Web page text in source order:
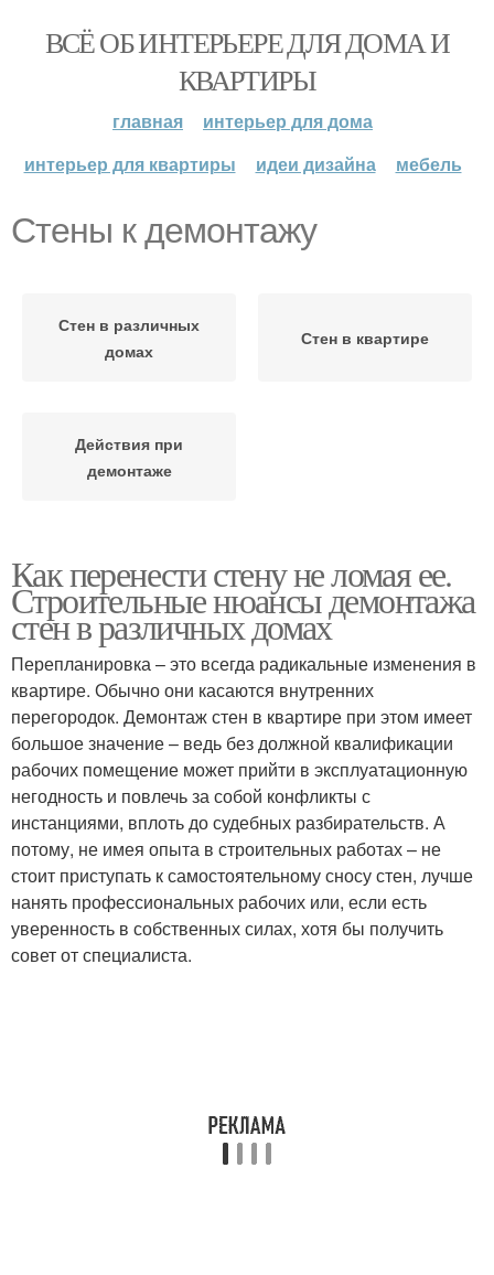
ВСЁ ОБ ИНТЕРЬЕРЕ ДЛЯ ДОМА И
КВАРТИРЫ
главная
интерьер для дома
интерьер для квартиры
идеи дизайна мебель
Стены к демонтажу
Стен в различных
домах
Стен в квартире
Действия при
демонтаже
Как перенести стену не ломая ее.
Строительные нюансы демонтажа
стен в различных домах
Перепланировка – это всегда радикальные изменения в
квартире. Обычно они касаются внутренних
перегородок. Демонтаж стен в квартире при этом имеет
большое значение – ведь без должной квалификации
рабочих помещение может прийти в эксплуатационную
негодность и повлечь за собой конфликты с
инстанциями, вплоть до судебных разбирательств. А
потому, не имея опыта в строительных работах – не
стоит приступать к самостоятельному сносу стен, лучше
нанять профессиональных рабочих или, если есть
уверенность в собственных силах, хотя бы получить
совет от специалиста.